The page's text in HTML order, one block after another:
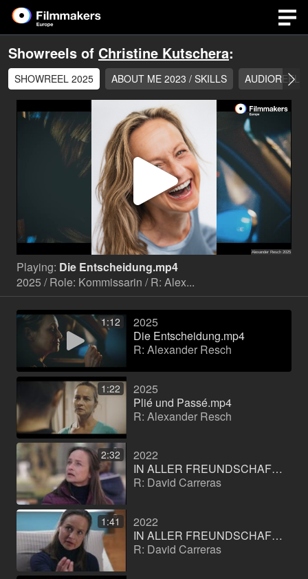
Showreels of Christine Kutschera:
SHOWREEL 2025 ABOUT ME 2023 / SKILLS AUDIOREEL
Play
Video
Playing: Die Entscheidung.mp4
2025 / Role: Kommissarin / R: Alex...
1:12
2025
Die Entscheidung.mp4
R: Alexander Resch
1:22
2025
Plié und Passé.mp4
R: Alexander Resch
2:32
2022
IN ALLER FREUNDSCHAFT - DIE JUNGEN ÄRZTE - FOLGE: LEBENSMUT 1
R: David Carreras
1:41
2022
IN ALLER FREUNDSCHAFT - DIE JUNGEN ÄRZTE - FOLGE: LEBENSMUT 2
R: David Carreras